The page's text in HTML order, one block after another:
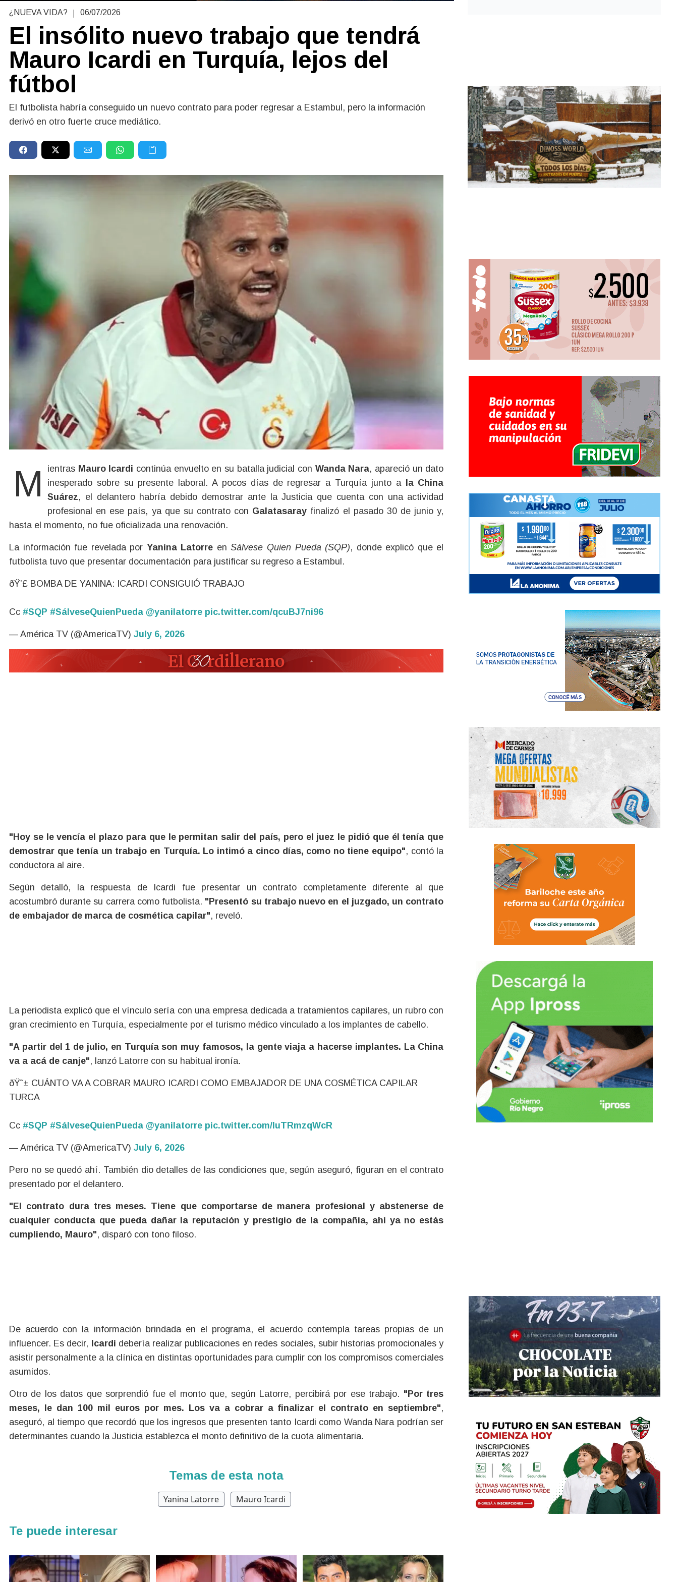
¿NUEVA VIDA? | 06/07/2026
El insólito nuevo trabajo que tendrá
Mauro Icardi en Turquía, lejos del
fútbol
El futbolista habría conseguido un nuevo contrato para poder regresar a Estambul, pero la información
derivó en otro fuerte cruce mediático.
Mientras Mauro Icardi continúa envuelto en su batalla judicial con Wanda Nara, apareció un dato
inesperado sobre su presente laboral. A pocos días de regresar a Turquía junto a la China
Suárez, el delantero habría debido demostrar ante la Justicia que cuenta con una actividad
profesional en ese país, ya que su contrato con Galatasaray finalizó el pasado 30 de junio y,
hasta el momento, no fue oficializada una renovación.
La información fue revelada por Yanina Latorre enSálvese Quien Pueda (SQP), donde explicó que el
futbolista tuvo que presentar documentación para justificar su regreso a Estambul.
ðŸ’£ BOMBA DE YANINA: ICARDI CONSIGUIÓ TRABAJO
Cc #SQP #SálveseQuienPueda @yanilatorre pic.twitter.com/qcuBJ7ni96
— América TV (@AmericaTV) July 6, 2026
"Hoy se le vencía el plazo para que le permitan salir del país, pero el juez le pidió que él tenía que
demostrar que tenía un trabajo en Turquía. Lo intimó a cinco días, como no tiene equipo", contó la
conductora al aire.
Según detalló, la respuesta de Icardi fue presentar un contrato completamente diferente al que
acostumbró durante su carrera como futbolista. "Presentó su trabajo nuevo en el juzgado, un contrato
de embajador de marca de cosmética capilar", reveló.
La periodista explicó que el vínculo sería con una empresa dedicada a tratamientos capilares, un rubro con
gran crecimiento en Turquía, especialmente por el turismo médico vinculado a los implantes de cabello.
"A partir del 1 de julio, en Turquía son muy famosos, la gente viaja a hacerse implantes. La China
va a acá de canje", lanzó Latorre con su habitual ironía.
ðŸ˜± CUÁNTO VA A COBRAR MAURO ICARDI COMO EMBAJADOR DE UNA COSMÉTICA CAPILAR
TURCA
Cc #SQP #SálveseQuienPueda @yanilatorre pic.twitter.com/IuTRmzqWcR
— América TV (@AmericaTV) July 6, 2026
Pero no se quedó ahí. También dio detalles de las condiciones que, según aseguró, figuran en el contrato
presentado por el delantero.
"El contrato dura tres meses. Tiene que comportarse de manera profesional y abstenerse de
cualquier conducta que pueda dañar la reputación y prestigio de la compañía, ahí ya no estás
cumpliendo, Mauro", disparó con tono filoso.
De acuerdo con la información brindada en el programa, el acuerdo contempla tareas propias de un
influencer. Es decir, Icardi debería realizar publicaciones en redes sociales, subir historias promocionales y
asistir personalmente a la clínica en distintas oportunidades para cumplir con los compromisos comerciales
asumidos.
Otro de los datos que sorprendió fue el monto que, según Latorre, percibirá por ese trabajo. "Por tres
meses, le dan 100 mil euros por mes. Los va a cobrar a finalizar el contrato en septiembre",
aseguró, al tiempo que recordó que los ingresos que presenten tanto Icardi como Wanda Nara podrían ser
determinantes cuando la Justicia establezca el monto definitivo de la cuota alimentaria.
Temas de esta nota
Yanina Latorre Mauro Icardi
Te puede interesar